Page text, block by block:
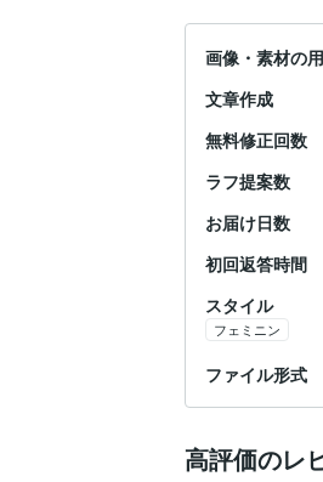
画像・素材の
文章作成
無料修正回数
ラフ提案数
お届け日数
初回返答時間
スタイル
フェミニン
ファイル形式
高評価のレ